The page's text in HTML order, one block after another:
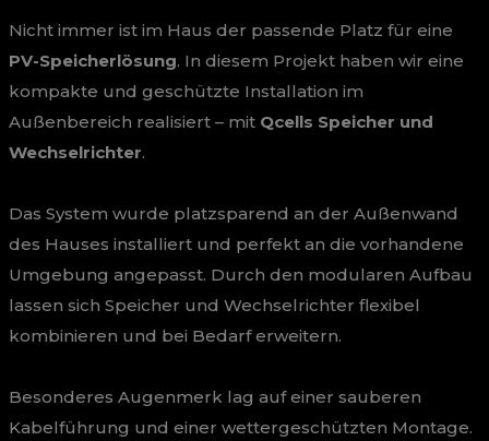
Nicht immer ist im Haus der passende Platz für eine
PV-Speicherlösung. In diesem Projekt haben wir eine
kompakte und geschützte Installation im
Außenbereich realisiert – mit Qcells Speicher und
Wechselrichter.
Das System wurde platzsparend an der Außenwand
des Hauses installiert und perfekt an die vorhandene
Umgebung angepasst. Durch den modularen Aufbau
lassen sich Speicher und Wechselrichter flexibel
kombinieren und bei Bedarf erweitern.
Besonderes Augenmerk lag auf einer sauberen
Kabelführung und einer wettergeschützten Montage.